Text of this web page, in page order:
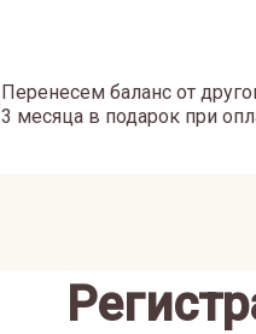
Перенесем баланс от
3 месяца в подарок при